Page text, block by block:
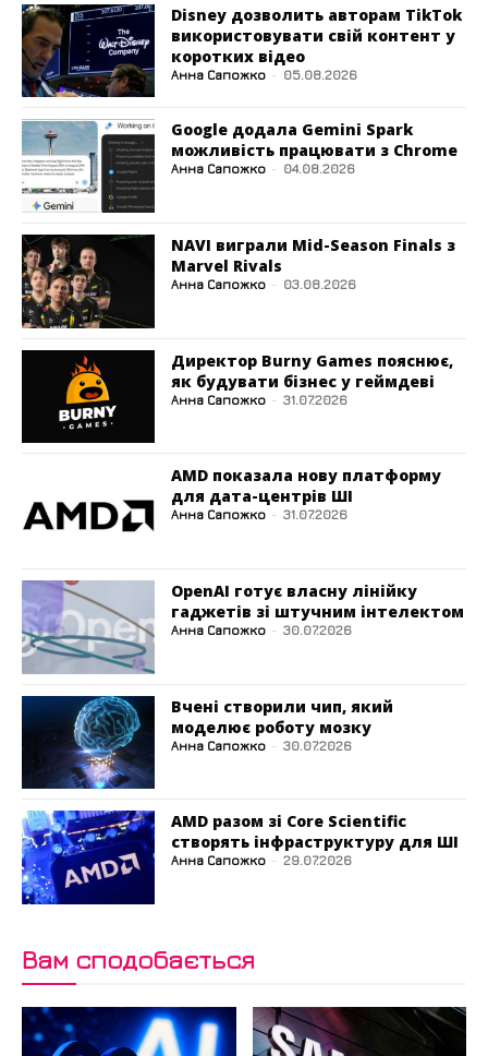
Disney дозволить авторам TikTok
використовувати свій контент у
коротких відео
Анна Сапожко - 05.08.2026
Google додала Gemini Spark
можливість працювати з Chrome
Анна Сапожко - 04.08.2026
NAVI виграли Mid-Season Finals з
Marvel Rivals
Анна Сапожко - 03.08.2026
Директор Burny Games пояснює,
як будувати бізнес у геймдеві
Анна Сапожко - 31.07.2026
AMD показала нову платформу
для дата-центрів ШІ
Анна Сапожко - 31.07.2026
OpenAI готує власну лінійку
гаджетів зі штучним інтелектом
Анна Сапожко - 30.07.2026
Вчені створили чип, який
моделює роботу мозку
Анна Сапожко - 30.07.2026
AMD разом зі Core Scientific
створять інфраструктуру для ШІ
Анна Сапожко - 29.07.2026
Вам сподобається